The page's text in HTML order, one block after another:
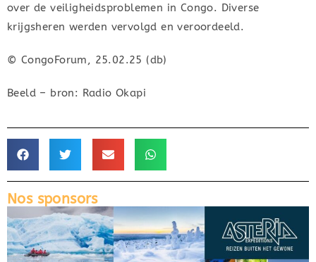
over de veiligheidsproblemen in Congo. Diverse
krijgsheren werden vervolgd en veroordeeld.
© CongoForum, 25.02.25 (db)
Beeld – bron: Radio Okapi
Nos sponsors